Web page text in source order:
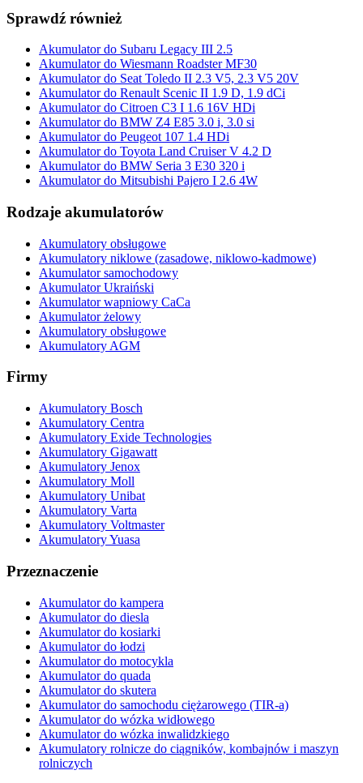
Sprawdź również
Akumulator do Subaru Legacy III 2.5
Akumulator do Wiesmann Roadster MF30
Akumulator do Seat Toledo II 2.3 V5, 2.3 V5 20V
Akumulator do Renault Scenic II 1.9 D, 1.9 dCi
Akumulator do Citroen C3 I 1.6 16V HDi
Akumulator do BMW Z4 E85 3.0 i, 3.0 si
Akumulator do Peugeot 107 1.4 HDi
Akumulator do Toyota Land Cruiser V 4.2 D
Akumulator do BMW Seria 3 E30 320 i
Akumulator do Mitsubishi Pajero I 2.6 4W
Rodzaje akumulatorów
Akumulatory obsługowe
Akumulatory niklowe (zasadowe, niklowo-kadmowe)
Akumulator samochodowy
Akumulator Ukraiński
Akumulator wapniowy CaCa
Akumulator żelowy
Akumulatory obsługowe
Akumulatory AGM
Firmy
Akumulatory Bosch
Akumulatory Centra
Akumulatory Exide Technologies
Akumulatory Gigawatt
Akumulatory Jenox
Akumulatory Moll
Akumulatory Unibat
Akumulatory Varta
Akumulatory Voltmaster
Akumulatory Yuasa
Przeznaczenie
Akumulator do kampera
Akumulator do diesla
Akumulator do kosiarki
Akumulator do łodzi
Akumulator do motocykla
Akumulator do quada
Akumulator do skutera
Akumulator do samochodu ciężarowego (TIR-a)
Akumulator do wózka widłowego
Akumulator do wózka inwalidzkiego
Akumulatory rolnicze do ciągników, kombajnów i maszyn
rolniczych